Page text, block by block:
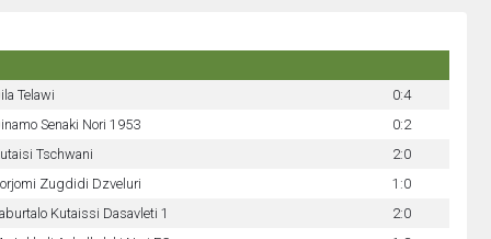
Telawi
0:4
Senaki Nori 1953
0:2
Tschwani
2:0
Zugdidi Dzveluri
1:0
Kutaissi Dasavleti 1
2:0